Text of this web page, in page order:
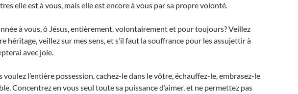
elle est à vous, mais elle est encore à vous par sa propre volonté.
à vous, ô Jésus, entièrement, volontairement et pour toujours? Veillez
héritage, veillez sur mes sens, et s’il faut la souffrance pour les assujettir à
avec joie.
l’entière possession, cachez-le dans le vôtre, échauffez-le, embrasez-le
Concentrez en vous seul toute sa puissance d’aimer, et ne permettez pas